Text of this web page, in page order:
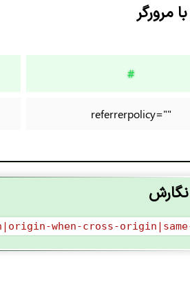
مرورگر
#
referrerpolicy=""
when-cross-